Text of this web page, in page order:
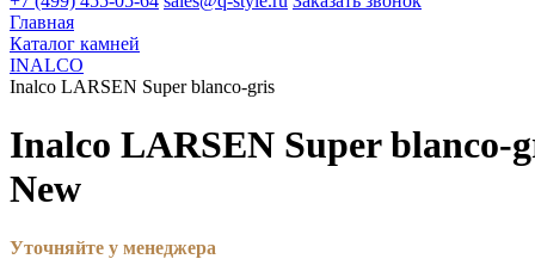
Главная
Каталог камней
INALCO
Inalco LARSEN Super blanco-gris
Inalco LARSEN Super blanco-
New
Уточняйте у менеджера